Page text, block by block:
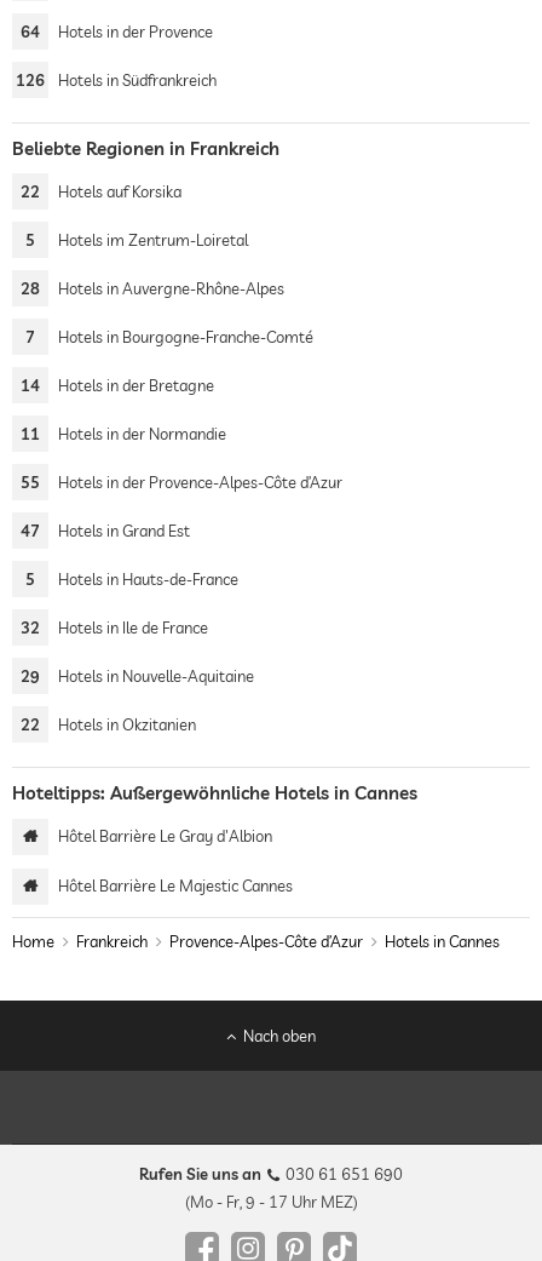
64 Hotels in der Provence
126 Hotels in Südfrankreich
Beliebte Regionen in Frankreich
22 Hotels auf Korsika
5 Hotels im Zentrum-Loiretal
28 Hotels in Auvergne-Rhône-Alpes
7 Hotels in Bourgogne-Franche-Comté
14 Hotels in der Bretagne
11 Hotels in der Normandie
55 Hotels in der Provence-Alpes-Côte d’Azur
47 Hotels in Grand Est
5 Hotels in Hauts-de-France
32 Hotels in Ile de France
29 Hotels in Nouvelle-Aquitaine
22 Hotels in Okzitanien
Hoteltipps: Außergewöhnliche Hotels in Cannes
Hôtel Barrière Le Gray d'Albion
Hôtel Barrière Le Majestic Cannes
Home Frankreich Provence-Alpes-Côte d’Azur Hotels in Cannes
Nach oben
Rufen Sie uns an
030 61 651 690
(Mo - Fr, 9 - 17 Uhr MEZ)